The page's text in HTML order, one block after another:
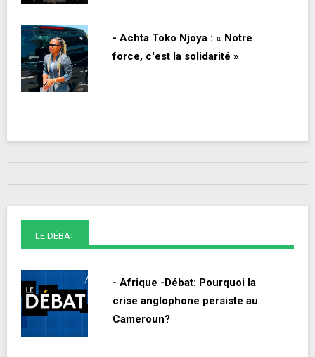
- Achta Toko Njoya : « Notre
force, c'est la solidarité »
LE DÉBAT
- Afrique -Débat: Pourquoi la
crise anglophone persiste au
Cameroun?